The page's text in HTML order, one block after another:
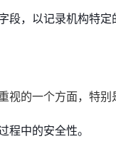
段，以记录机构特定
视的一个方面，特别
程中的安全性。